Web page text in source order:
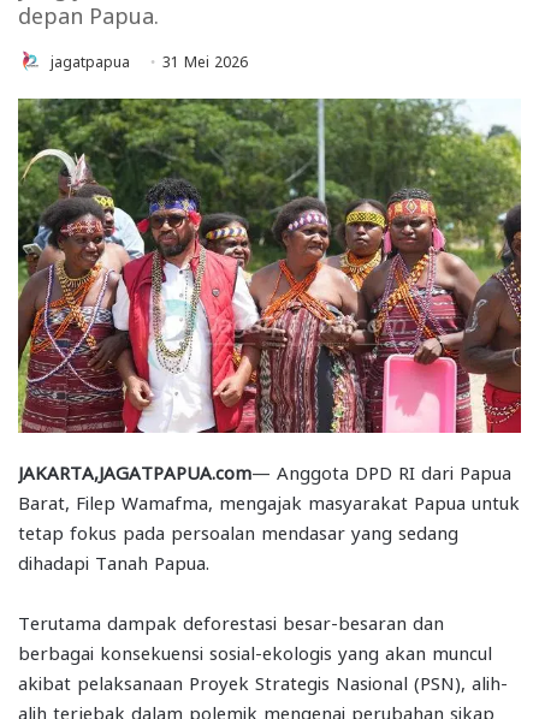
depan Papua.
jagatpapua 31 Mei 2026
JAKARTA,JAGATPAPUA.com— Anggota DPD RI dari Papua
Barat, Filep Wamafma, mengajak masyarakat Papua untuk
tetap fokus pada persoalan mendasar yang sedang
dihadapi Tanah Papua.
Terutama dampak deforestasi besar-besaran dan
berbagai konsekuensi sosial-ekologis yang akan muncul
akibat pelaksanaan Proyek Strategis Nasional (PSN), alih-
alih terjebak dalam polemik mengenai perubahan sikap